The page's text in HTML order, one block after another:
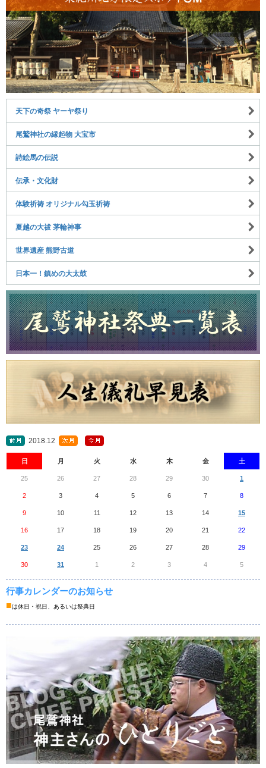
天下の奇祭 ヤーヤ祭り
尾鷲神社の縁起物 大宝市
詩絵馬の伝説
伝承・文化財
体験祈祷 オリジナル勾玉祈祷
夏越の大祓 茅輪神事
世界遺産 熊野古道
日本一！鎮めの大太鼓
2018.12
日 月 火 水 木 金 土
25 26 27 28 29 30 1
2 3 4 5 6 7 8
9 10 11 12 13 14 15
16 17 18 19 20 21 22
23 24 25 26 27 28 29
30 31 1 2 3 4 5
行事カレンダーのお知らせ
■は休日・祝日、あるいは祭典日